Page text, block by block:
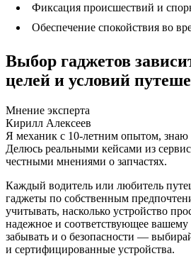
Фиксация происшествий и
Обеспечение спокойствия во
Выбор гаджетов
целей и условий
Мнение эксперта
Кирилл Алексеев
Я механик с 10-летним опытом,
Делюсь реальными кейсами из
честными мнениями о запчастях.
Каждый водитель или любитель
гаджеты по собственным
учитывать, насколько устройство
надежное и соответствующее
забывать и о безопасности —
и сертифицированные устройства.